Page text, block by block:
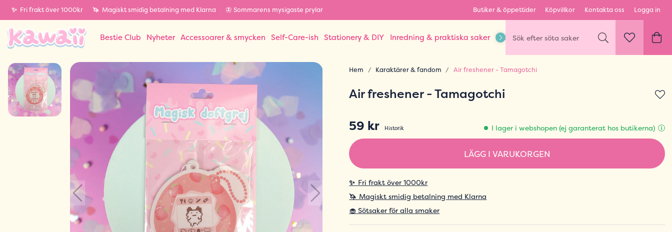
✨ Fri frakt över 1000kr 🦄 Magiskt smidig betalning med Klarna 🦋 Sommarens mysigaste prylar Butiker & öppettider Köpvillkor Kontakta oss Logga in
Bestie Club Nyheter Accessoarer & smycken Self-Care-ish Stationery & DIY Inredning & praktiska saker Kläder & Outfits Karaktärer & fandom
Hem Karaktärer & fandom Air freshener - Tamagotchi
Air freshener - Tamagotchi
59 kr
Historik I lager i webshopen (ej garanterat hos butikerna)
LÄGG I VARUKORGEN
✨ Fri frakt över 1000kr
🦄 Magiskt smidig betalning med Klarna
🧁 Sötsaker för alla smaker